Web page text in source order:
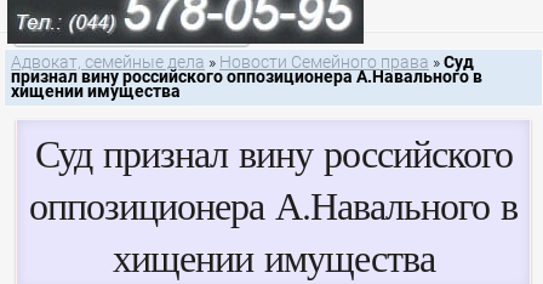
Контакты семейного юриста
Адвокат, семейные дела » Новости Семейного права »Суд
признал вину российского оппозиционера А.Навального в
хищении имущества
Суд признал вину российского
оппозиционера А.Навального в
хищении имущества